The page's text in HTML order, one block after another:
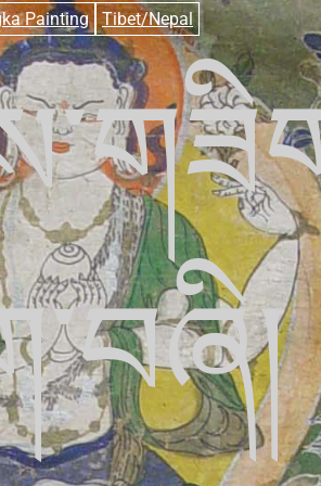
Painting Tibet/Nepal